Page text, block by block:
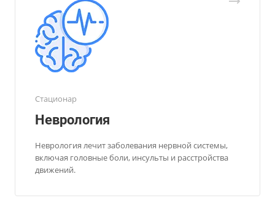
Стационар
Неврология
Неврология лечит заболевания нервной системы,
включая головные боли, инсульты и расстройства
движений.